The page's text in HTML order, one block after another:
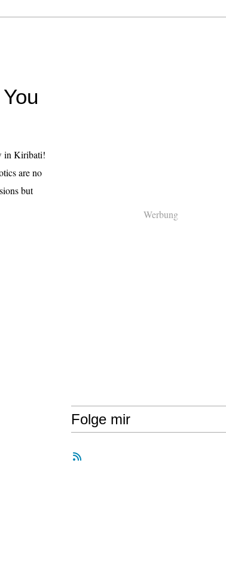
in Kiribati!
are no
but
Werbung
Folge mir